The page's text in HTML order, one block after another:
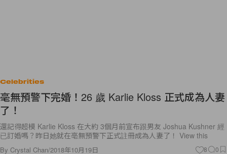
Celebrities
毫無預警下完婚！26 歲 Karlie Kloss 正式成為人妻
了！
還記得超模 Karlie Kloss 在大約 3個月前宣布跟男友 Joshua Kushner 經
已訂婚嗎？昨日她就在亳無預警下正式註冊成為人妻了！ View this
By Crystal Chan/2018年10月19日 8 0